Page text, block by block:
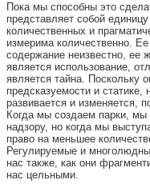
Пока мы способны это
представляет собой
количественных и
измерима количественно.
содержание неизвестно, ее
является использование,
является тайна. Поскольку
предсказуемости и
развивается и изменяется,
Когда мы создаем парки, мы
надзору, но когда мы
право на меньшее
Регулируемые и
нас также, как они
нас цельными.